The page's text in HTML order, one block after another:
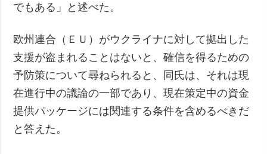
でもある」と述べた。
欧州連合（ＥＵ）がウクライナに対して拠出した
支援が盗まれることはないと、確信を得るための
予防策について尋ねられると、同氏は、それは現
在進行中の議論の一部であり、現在策定中の資金
提供パッケージには関連する条件を含めるべきだ
と答えた。